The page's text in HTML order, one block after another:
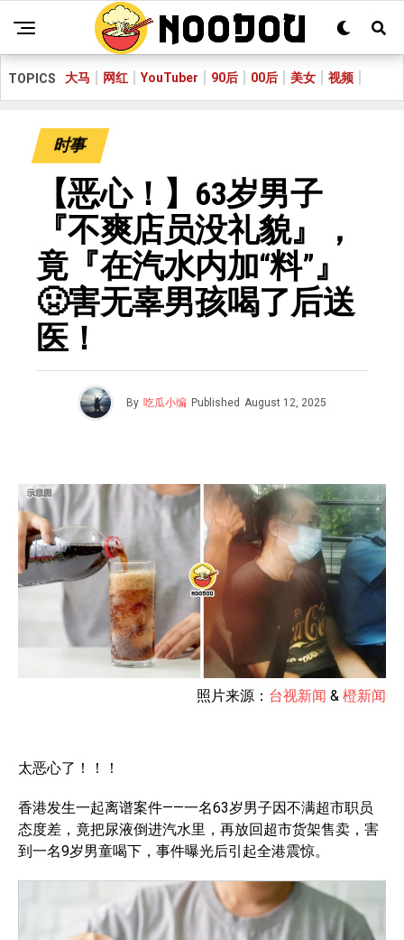
TOPICS 大马 网红 YouTuber 90后 00后 美女 视频
时事
【恶心！】63岁男子
『不爽店员没礼貌』，
竟『在汽水内加“料”』
🤢害无辜男孩喝了后送
医！
By 吃瓜小编 Published August 12, 2025
照片来源： 台视新闻 & 橙新闻
太恶心了！！！
香港发生一起离谱案件——一名63岁男子因不满超市职员
态度差，竟把尿液倒进汽水里，再放回超市货架售卖，害
到一名9岁男童喝下，事件曝光后引起全港震惊。